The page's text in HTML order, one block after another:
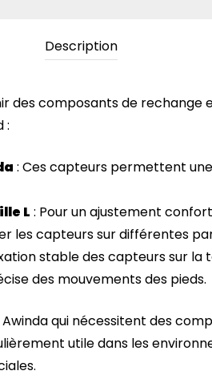
Description
des composants de rechange
:
: Ces capteurs permettent
L : Pour un ajustement
les capteurs sur différentes
stable des capteurs sur la
des mouvements des pieds.
qui nécessitent des
utile dans les